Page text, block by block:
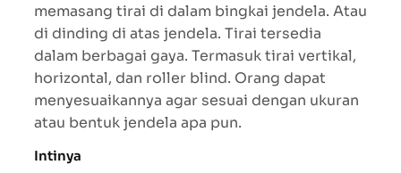
memasang tirai di dalam bingkai jendela. Atau
di dinding di atas jendela. Tirai tersedia
dalam berbagai gaya. Termasuk tirai vertikal,
horizontal, dan roller blind. Orang dapat
menyesuaikannya agar sesuai dengan ukuran
atau bentuk jendela apa pun.
Intinya